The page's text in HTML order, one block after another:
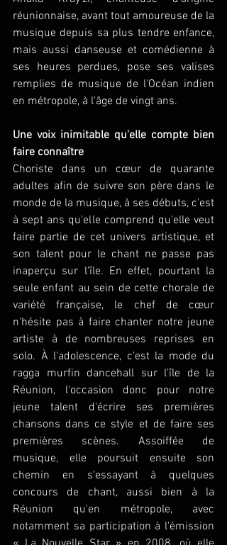
réunionnaise, avant tout amoureuse de la
musique depuis sa plus tendre enfance,
mais aussi danseuse et comédienne à
ses heures perdues, pose ses valises
remplies de musique de l'Océan indien
en métropole, à l'âge de vingt ans.
Une voix inimitable qu'elle compte bien
faire connaître
Choriste dans un cœur de quarante
adultes afin de suivre son père dans le
monde de la musique, à ses débuts, c'est
à sept ans qu'elle comprend qu'elle veut
faire partie de cet univers artistique, et
son talent pour le chant ne passe pas
inaperçu sur l'île. En effet, pourtant la
seule enfant au sein de cette chorale de
variété française, le chef de cœur
n'hésite pas à faire chanter notre jeune
artiste à de nombreuses reprises en
solo. À l'adolescence, c'est la mode du
ragga murfin dancehall sur l'île de la
Réunion, l'occasion donc pour notre
jeune talent d'écrire ses premières
chansons dans ce style et de faire ses
premières scènes. Assoiffée de
musique, elle poursuit ensuite son
chemin en s'essayant à quelques
concours de chant, aussi bien à la
Réunion qu'en métropole, avec
notamment sa participation à l'émission